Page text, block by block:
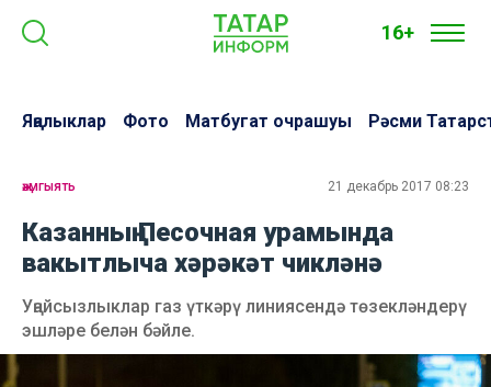
16+
Яңалыклар Фото Матбугат очрашуы Рәсми
җәмгыять 21 декабрь 2017 08:23
Казанның Песочная урамында
вакытлыча хәрәкәт чикләнә
Уңайсызлыклар газ үткәрү линиясендә төзекләндерү
эшләре белән бәйле.